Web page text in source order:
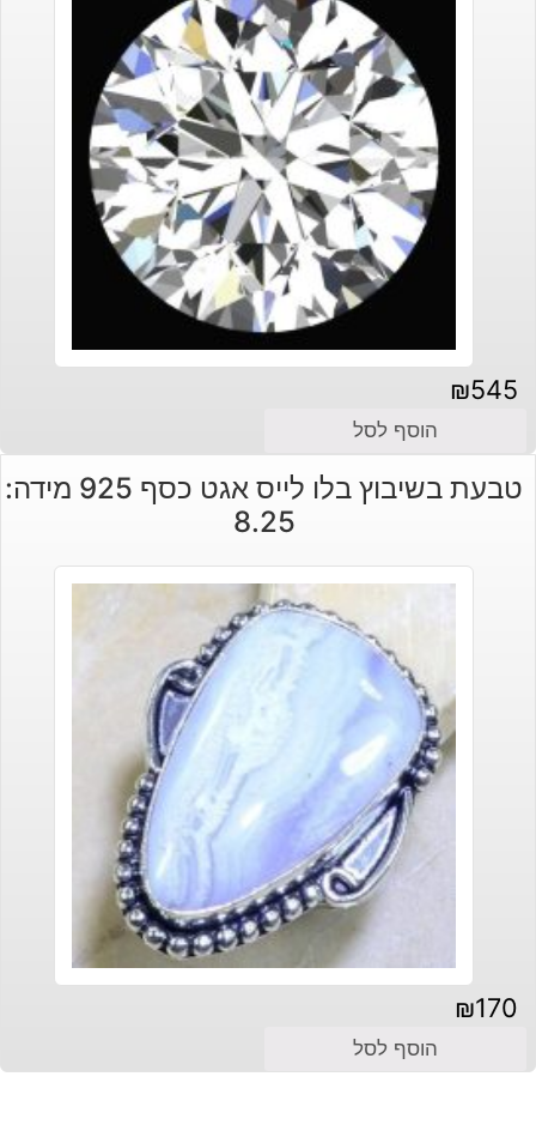
₪545
הוסף לסל
טבעת בשיבוץ בלו לייס אגט כסף 925 מידה:
8.25
₪170
הוסף לסל